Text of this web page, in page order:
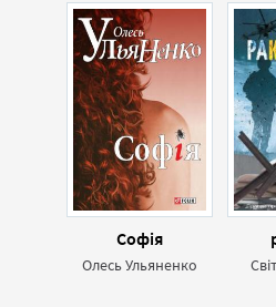
Софія
Олесь Ульяненко